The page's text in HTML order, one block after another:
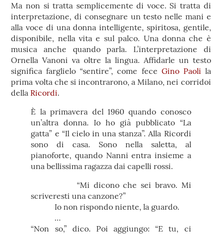
Ma non si tratta semplicemente di voce. Si tratta di
interpretazione, di consegnare un testo nelle mani e
alla voce di una donna intelligente, spiritosa, gentile,
disponibile, nella vita e sul palco. Una donna che è
musica anche quando parla. L’interpretazione di
Ornella Vanoni va oltre la lingua. Affidarle un testo
significa farglielo “sentire”, come fece Gino Paoli la
prima volta che si incontrarono, a Milano, nei corridoi
della Ricordi.
È la primavera del 1960 quando conosco
un’altra donna. Io ho già pubblicato “La
gatta” e “Il cielo in una stanza”. Alla Ricordi
sono di casa. Sono nella saletta, al
pianoforte, quando Nanni entra insieme a
una bellissima ragazza dai capelli rossi.
“Mi dicono che sei bravo. Mi
scriveresti una canzone?”
Io non rispondo niente, la guardo.
…
“Non so,” dico. Poi aggiungo: “E tu, ci